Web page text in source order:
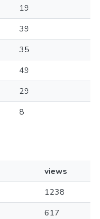
19
39
35
49
29
8
views
1238
617